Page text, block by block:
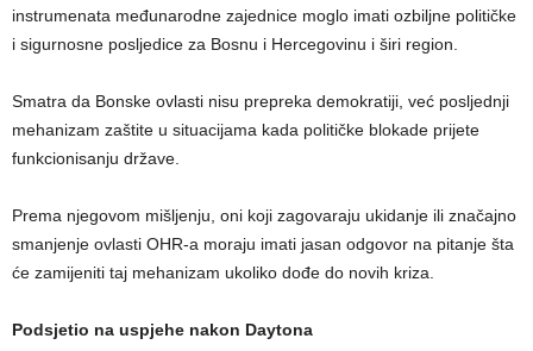
instrumenata međunarodne zajednice moglo imati ozbiljne političke
i sigurnosne posljedice za Bosnu i Hercegovinu i širi region.
Smatra da Bonske ovlasti nisu prepreka demokratiji, već posljednji
mehanizam zaštite u situacijama kada političke blokade prijete
funkcionisanju države.
Prema njegovom mišljenju, oni koji zagovaraju ukidanje ili značajno
smanjenje ovlasti OHR-a moraju imati jasan odgovor na pitanje šta
će zamijeniti taj mehanizam ukoliko dođe do novih kriza.
Podsjetio na uspjehe nakon Daytona